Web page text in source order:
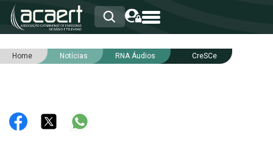
HOME
RNA
NOTÍCIAS
Home Notícias RNA Áudios CreSCe